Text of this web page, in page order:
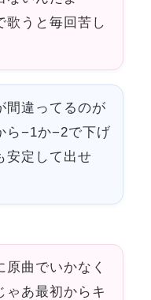
うと毎回苦し
間違ってるのが
ら−1か−2で下げ
安定して出せ
原曲でいかなく
ゃあ最初からキ